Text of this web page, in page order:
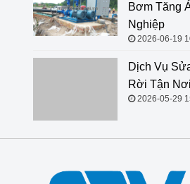
Bơm Tăng
Nghiệp
2026-06-19
Dịch Vụ
Rời Tận
2026-05-29